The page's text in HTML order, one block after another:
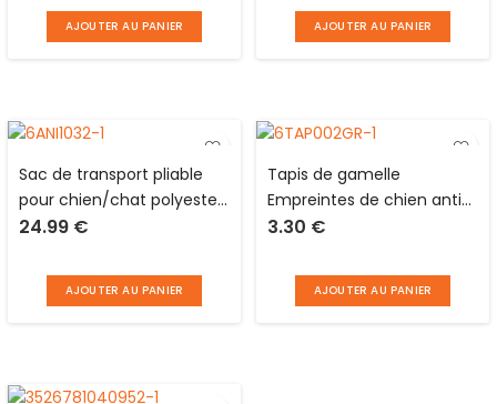
AJOUTER AU PANIER AJOUTER AU PANIER
Sac de transport pliable
pour chien/chat polyester
gris avec grilles, poche,
bandoulière Love Story
24.99 €
AJOUTER AU PANIER
Tapis de gamelle
Empreintes de chien anti-
dérapant en PVC L 40 x l
3.30 €
AJOUTER AU PANIER